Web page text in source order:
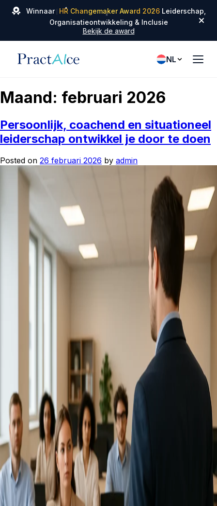
Winnaar HR Changemaker Award 2026
✦
✦
✦
Leiderschap,
Organisatieontwikkeling & Inclusie
Bekijk de award
NL
Maand: februari 2026
Persoonlijk, coachend en situationeel
leiderschap ontwikkel je door te doen
Posted on 26 februari 2026 by admin